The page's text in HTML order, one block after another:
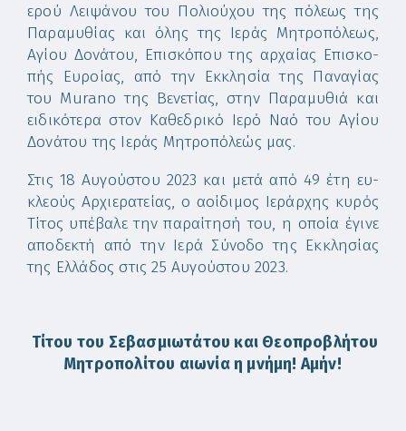
ε­ρού Λει­ψά­νου του Πο­λι­ού­χου της πό­λε­ως της
Πα­ρα­μυ­θί­ας και ό­λης της Ι­ε­ράς Μη­τρο­πό­λε­ως,
Α­γί­ου Δο­νά­του, Ε­πι­σκό­που της αρ­χαί­ας Ε­πι­σκο­
πής Ευ­ροί­ας, α­πό την Εκ­κλη­σί­α της Πα­να­γί­ας
του Murano της Βε­νε­τί­ας, στην Πα­ρα­μυ­θιά και
ει­δι­κό­τε­ρα στον Κα­θε­δρι­κό Ι­ε­ρό Να­ό του Α­γί­ου
Δο­νά­του της Ι­ε­ράς Μη­τρο­πό­λε­ώς μας.
Στις 18 Αυ­γού­στου 2023 και με­τά α­πό 49 έ­τη ευ­
κλε­ούς Αρ­χι­ε­ρα­τεί­ας, ο α­οί­δι­μος Ι­ε­ράρ­χης κυ­ρός
Τί­τος υ­πέ­βα­λε την πα­ραί­τη­σή του, η ο­ποί­α έ­γι­νε
α­πο­δε­κτή α­πό την Ι­ε­ρά Σύ­νο­δο της Εκ­κλη­σί­ας
της Ελ­λά­δος στις 25 Αυ­γού­στου 2023.
Τί­του του Σε­βα­σμι­ω­τά­του και Θε­ο­προ­βλή­του
Μη­τρο­πο­λί­του αι­ω­νί­α η μνή­μη! Α­μήν!